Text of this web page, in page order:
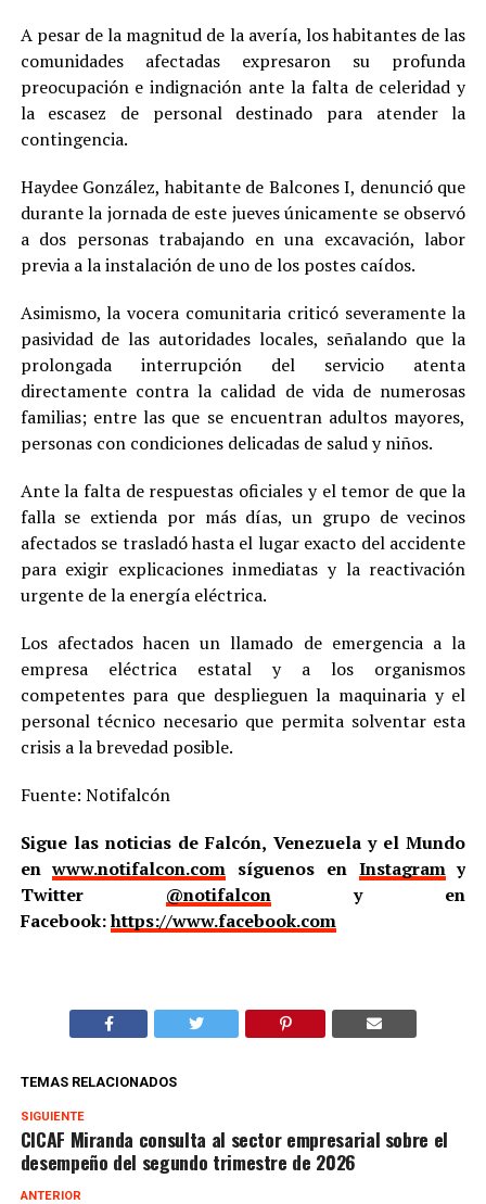
A pesar de la magnitud de la avería, los habitantes de las
comunidades afectadas expresaron su profunda
preocupación e indignación ante la falta de celeridad y
la escasez de personal destinado para atender la
contingencia.
Haydee González, habitante de Balcones I, denunció que
durante la jornada de este jueves únicamente se observó
a dos personas trabajando en una excavación, labor
previa a la instalación de uno de los postes caídos.
Asimismo, la vocera comunitaria criticó severamente la
pasividad de las autoridades locales, señalando que la
prolongada interrupción del servicio atenta
directamente contra la calidad de vida de numerosas
familias; entre las que se encuentran adultos mayores,
personas con condiciones delicadas de salud y niños.
Ante la falta de respuestas oficiales y el temor de que la
falla se extienda por más días, un grupo de vecinos
afectados se trasladó hasta el lugar exacto del accidente
para exigir explicaciones inmediatas y la reactivación
urgente de la energía eléctrica.
Los afectados hacen un llamado de emergencia a la
empresa eléctrica estatal y a los organismos
competentes para que desplieguen la maquinaria y el
personal técnico necesario que permita solventar esta
crisis a la brevedad posible.
Fuente: Notifalcón
Sigue las noticias de Falcón, Venezuela y el Mundo
enwww.notifalcon.com síguenos en Instagramy
Twitter @notifalcony en
Facebook:https://www.facebook.com
TEMAS RELACIONADOS
SIGUIENTE
CICAF Miranda consulta al sector empresarial sobre el
desempeño del segundo trimestre de 2026
ANTERIOR